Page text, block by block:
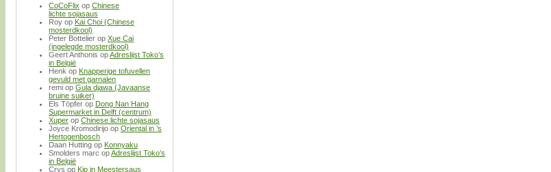
CoCoFlix op Chinese
lichte sojasaus
Roy op Kai Choi (Chinese
mosterdkool)
Peter Bottelier op Xue Cai
(ingelegde mosterdkool)
Geert Anthonis opAdreslijst Toko’s
in België
Henk op Knapperige tofuvellen
gevuld met garnalen
remi op Gula djawa (Javaanse
bruine suiker)
Els Töpfer op Dong Nan Hang
Supermarket in Delft (centrum)
Xuper op Chinese lichte sojasaus
Joyce Kromodirijo op Oriental in ’s
Hertogenbosch
Daan Hutting op Konnyaku
Smolders marc opAdreslijst Toko’s
in België
Crys op Kip in Meestersaus